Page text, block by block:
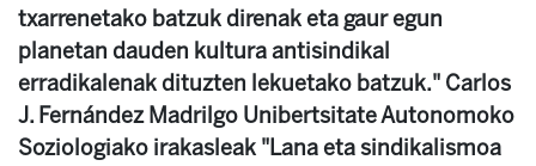
txarrenetako batzuk direnak eta gaur egun
planetan dauden kultura antisindikal
erradikalenak dituzten lekuetako batzuk." Carlos
J. Fernández Madrilgo Unibertsitate Autonomoko
Soziologiako irakasleak "Lana eta sindikalismoa